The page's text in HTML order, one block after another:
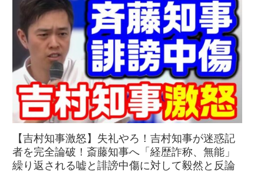
【吉村知事激怒】失礼やろ！吉村知事が迷惑記
者を完全論破！斎藤知事へ「経歴詐称、無能」
繰り返される嘘と誹謗中傷に対して毅然と反論